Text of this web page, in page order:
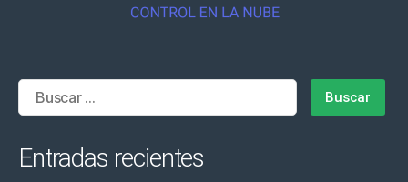
Buscar:
Entradas recientes